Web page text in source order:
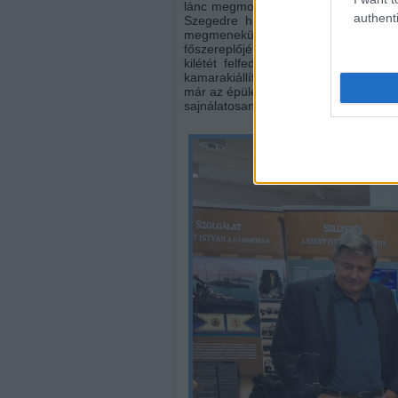
lánc megmozdult, Pintér Ferenc
Szegedre hazatérve a horgony
megmenekülése emlékére. Pintér
főszereplőjévé vált, mint a férfi
kilétét felfedő rendőrnyomozó. A
kamarakiállításba került a
már az épület sem a múzeumé: a
sajnálatosan nincs semmi hír...